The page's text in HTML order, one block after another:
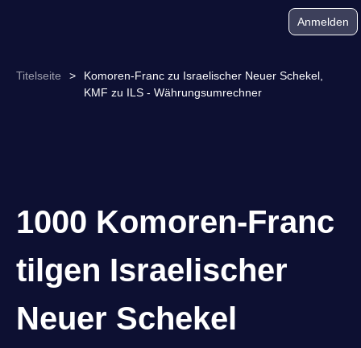
Anmelden
Titelseite >
Komoren-Franc zu Israelischer Neuer Schekel,
KMF zu ILS - Währungsumrechner
1000 Komoren-Franc
tilgen Israelischer
Neuer Schekel